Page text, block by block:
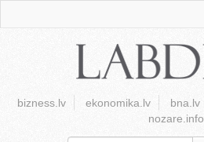
bizness.lv ekonomika.lv bna.lv
nozare.info